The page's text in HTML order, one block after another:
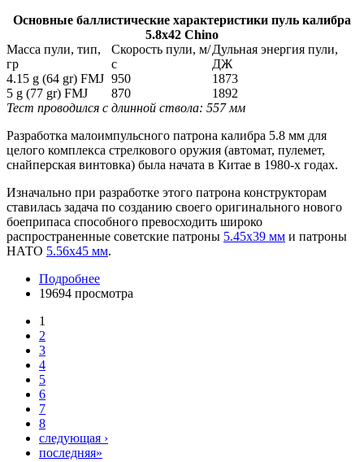
Основные баллистические характеристики пуль калибра
5.8x42 Chino
Масса пули, тип,
гр
Скорость пули, м/
с
Дульная энергия пули,
ДЖ
4.15 g (64 gr) FMJ 950
1873
5 g (77 gr) FMJ
870
1892
Тест проводился с длинной ствола: 557 мм
Разработка малоимпульсного патрона калибра 5.8 мм для
целого комплекса стрелкового оружия (автомат, пулемет,
снайперская винтовка) была начата в Китае в 1980-х годах.
Изначально при разработке этого патрона конструкторам
ставилась задача по созданию своего оригинального нового
боеприпаса способного превосходить широко
распространенные советские патроны 5.45х39 мм и патроны
НАТО 5.56х45 мм.
Подробнее
19694 просмотра
1
2
3
4
5
6
7
8
следующая ›
последняя»